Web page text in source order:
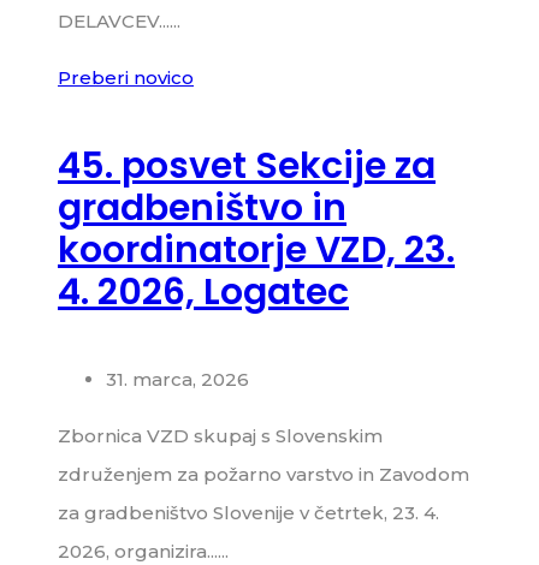
DELAVCEV......
Preberi novico
45. posvet Sekcije za
gradbeništvo in
koordinatorje VZD, 23.
4. 2026, Logatec
31. marca, 2026
Zbornica VZD skupaj s Slovenskim
združenjem za požarno varstvo in Zavodom
za gradbeništvo Slovenije v četrtek, 23. 4.
2026, organizira......